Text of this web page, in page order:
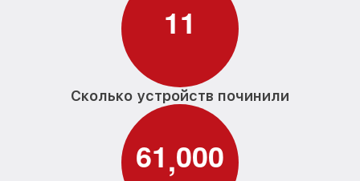
11
Сколько устройств починили
61,000